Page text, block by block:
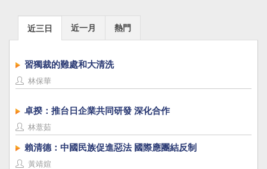
近三日 近一月 熱門
習獨裁的難處和大清洗
林保華
卓揆：推台日企業共同研發 深化合作
林薏茹
賴清德：中國民族促進惡法 國際應團結反制
黃靖媗